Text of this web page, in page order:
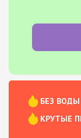
БЕЗ ВОДЫ
КРУТЫЕ